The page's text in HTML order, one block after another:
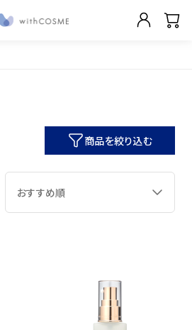
商品を絞り込む